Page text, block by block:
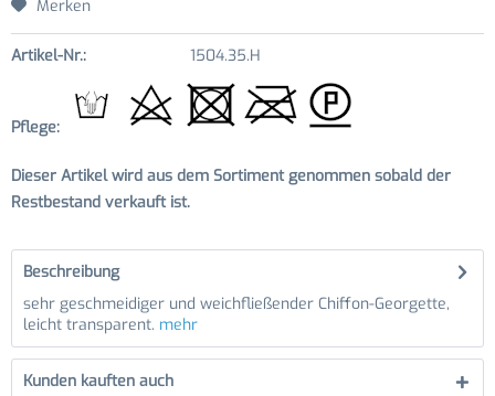
Merken
Artikel-Nr.: 1504.35.H
Pflege:
Dieser Artikel wird aus dem Sortiment genommen sobald der
Restbestand verkauft ist.
Beschreibung
sehr geschmeidiger und weichfließender Chiffon-Georgette,
leicht transparent. mehr
Kunden kauften auch